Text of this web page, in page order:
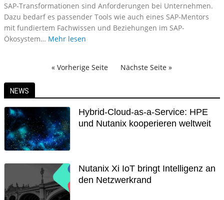
SAP-Transformationen sind Anforderungen bei Unternehmen.
Dazu bedarf es passender Tools wie auch eines SAP-Mentors
mit fundiertem Fachwissen und Beziehungen im SAP-
Ökosystem… Mehr lesen
« Vorherige Seite Nächste Seite »
NEWS
Hybrid-Cloud-as-a-Service: HPE
und Nutanix kooperieren weltweit
Nutanix Xi IoT bringt Intelligenz an
den Netzwerkrand